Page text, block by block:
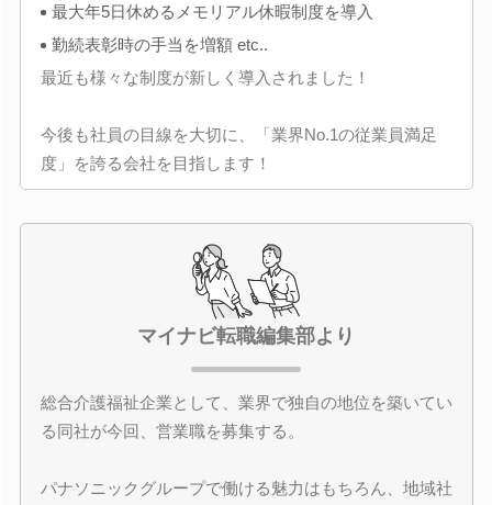
最大年5日休めるメモリアル休暇制度を導入
勤続表彰時の手当を増額 etc..
最近も様々な制度が新しく導入されました！
今後も社員の目線を大切に、「業界No.1の従業員満足
度」を誇る会社を目指します！
マイナビ転職編集部より
総合介護福祉企業として、業界で独自の地位を築いてい
る同社が今回、営業職を募集する。
パナソニックグループで働ける魅力はもちろん、地域社